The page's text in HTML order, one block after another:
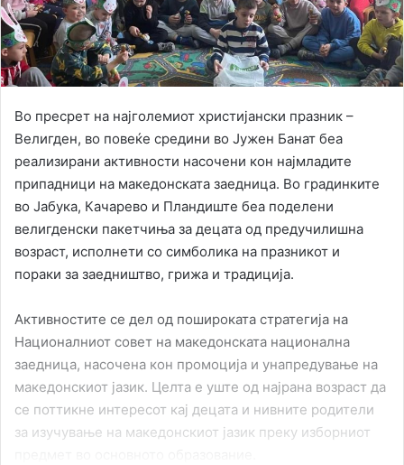
Во пресрет на најголемиот христијански празник –
Велигден, во повеќе средини во Јужен Банат беа
реализирани активности насочени кон најмладите
припадници на македонската заедница. Во градинките
во Јабука, Качарево и Пландиште беа поделени
велигденски пакетчиња за децата од предучилишна
возраст, исполнети со симболика на празникот и
пораки за заедништво, грижа и традиција.
Активностите се дел од пошироката стратегија на
Националниот совет на македонската национална
заедница, насочена кон промоција и унапредување на
македонскиот јазик. Целта е уште од најрана возраст да
се поттикне интересот кај децата и нивните родители
за изучување на македонскиот јазик преку изборниот